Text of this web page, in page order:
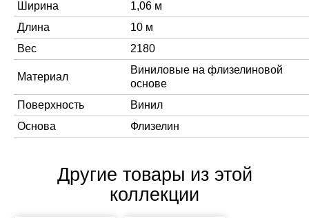
Ширина
1,06 м
Длина
10 м
Вес
2180
Материал
Виниловые на флизелиновой
основе
Поверхность
Винил
Основа
Флизелин
Другие товары из этой
коллекции